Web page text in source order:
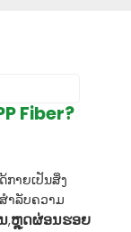
Fiber?
ກາຍເປັນສິ່ງ
າລັບຄວາມ
,ຫຼຸດຜ່ອນຮອຍ